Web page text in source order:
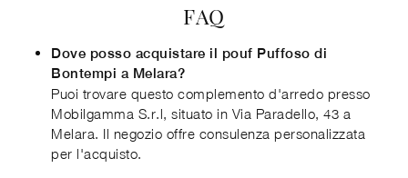
FAQ
Dove posso acquistare il pouf Puffoso di
Bontempi a Melara?
Puoi trovare questo complemento d'arredo presso
Mobilgamma S.r.l, situato in Via Paradello, 43 a
Melara. Il negozio offre consulenza personalizzata
per l'acquisto.